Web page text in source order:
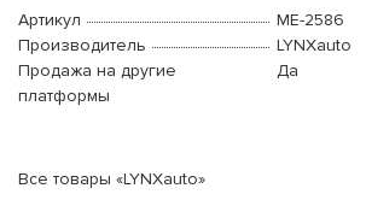
Артикул
ME-2586
Производитель
LYNXauto
Продажа на другие
платформы
Да
Все товары «LYNXauto»